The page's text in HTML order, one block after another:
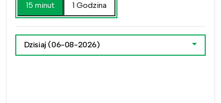
15 minut
1 Godzina
Dzisiaj (06-08-2026)